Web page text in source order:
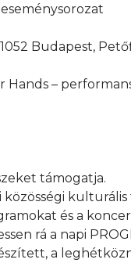
Budapest,
Hands –
támogatja.
közösségi
és a
rá a napi
a